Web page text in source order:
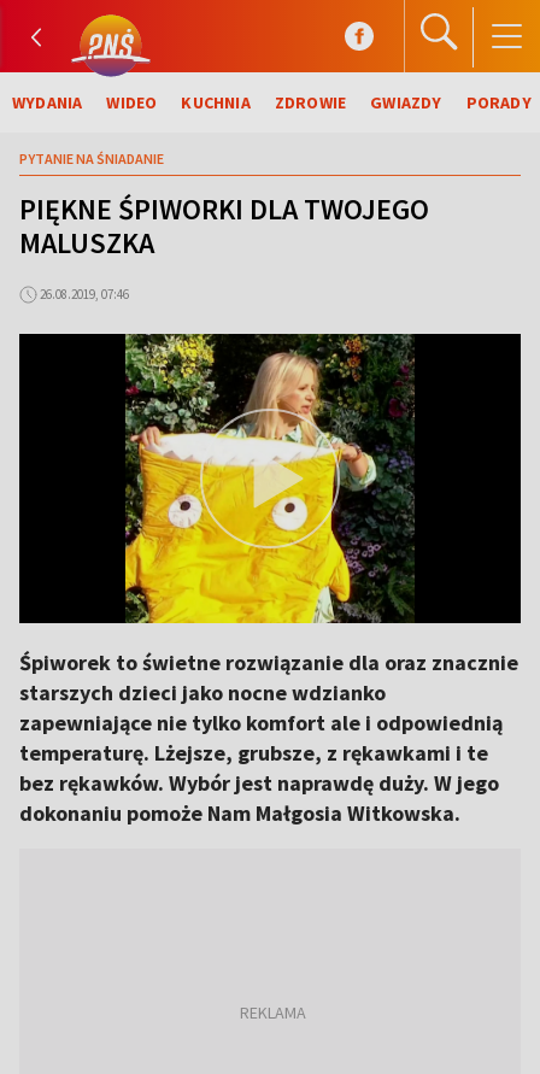
WYDANIA WIDEO KUCHNIA ZDROWIE GWIAZDY PORADY
PYTANIE NA ŚNIADANIE
PIĘKNE ŚPIWORKI DLA TWOJEGO
MALUSZKA
26.08.2019, 07:46
Śpiworek to świetne rozwiązanie dla oraz znacznie
starszych dzieci jako nocne wdzianko
zapewniające nie tylko komfort ale i odpowiednią
temperaturę. Lżejsze, grubsze, z rękawkami i te
bez rękawków. Wybór jest naprawdę duży. W jego
dokonaniu pomoże Nam Małgosia Witkowska.